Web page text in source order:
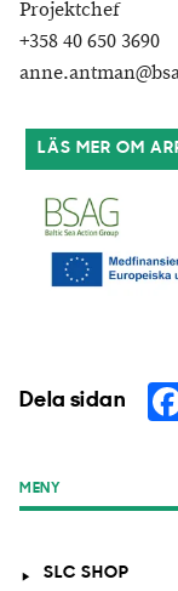
Projektchef
+358 40 650 3690
LÄS MER OM
Dela sidan
MENY
SLC SHOP